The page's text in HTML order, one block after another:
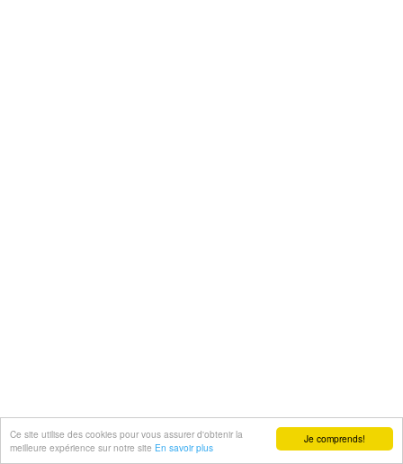
Je comprends!
Ce site utilise des cookies pour vous assurer d'obtenir la
meilleure expérience sur notre site En savoir plus